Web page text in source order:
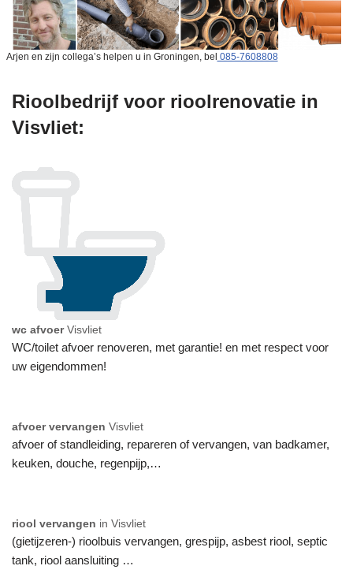
Arjen en zijn collega’s helpen u in Groningen, bel 085-7608808
Rioolbedrijf voor rioolrenovatie in
Visvliet:
wc afvoer Visvliet
WC/toilet afvoer renoveren, met garantie! en met respect voor
uw eigendommen!
afvoer vervangen Visvliet
afvoer of standleiding, repareren of vervangen, van badkamer,
keuken, douche, regenpijp,…
riool vervangen in Visvliet
(gietijzeren-) rioolbuis vervangen, grespijp, asbest riool, septic
tank, riool aansluiting …